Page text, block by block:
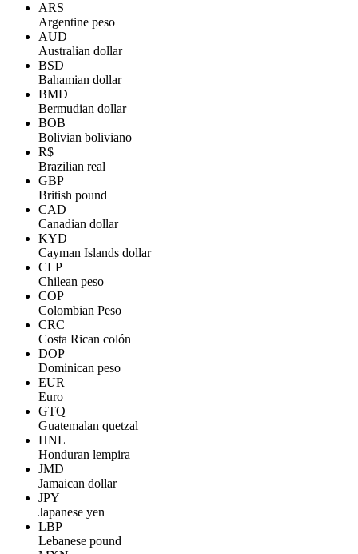
ARS
Argentine peso
AUD
Australian dollar
BSD
Bahamian dollar
BMD
Bermudian dollar
BOB
Bolivian boliviano
R$
Brazilian real
GBP
British pound
CAD
Canadian dollar
KYD
Cayman Islands dollar
CLP
Chilean peso
COP
Colombian Peso
CRC
Costa Rican colón
DOP
Dominican peso
EUR
Euro
GTQ
Guatemalan quetzal
HNL
Honduran lempira
JMD
Jamaican dollar
JPY
Japanese yen
LBP
Lebanese pound